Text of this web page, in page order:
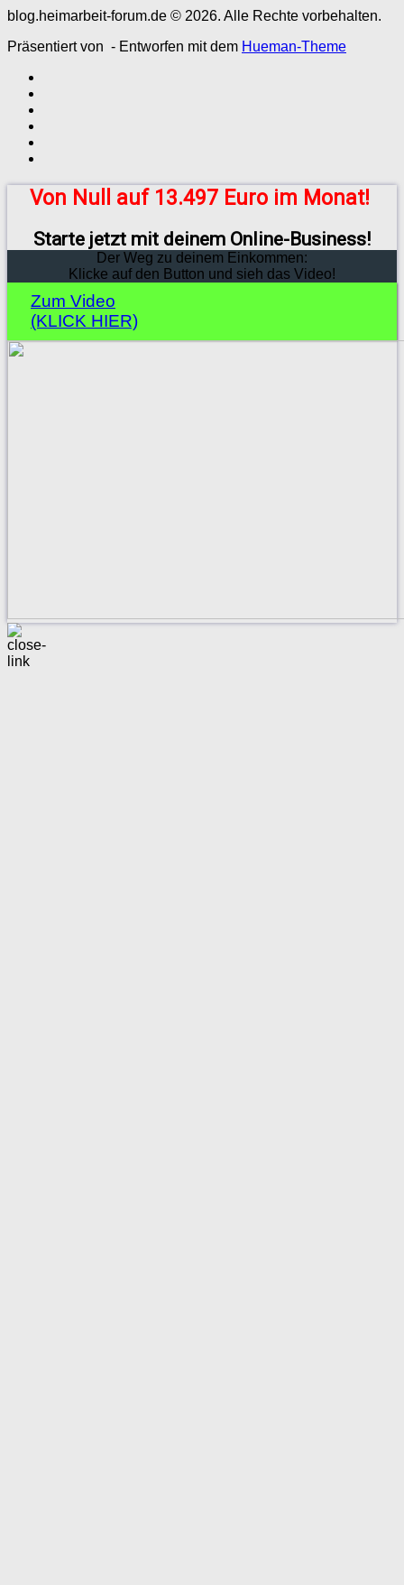
blog.heimarbeit-forum.de © 2026. Alle Rechte vorbehalten.
Präsentiert von - Entworfen mit dem Hueman-Theme
Von Null auf 13.497 Euro im Monat!
Starte jetzt mit deinem Online-Business!
Der Weg zu deinem Einkommen:
Klicke auf den Button und sieh das Video!
Zum Video
(KLICK HIER)